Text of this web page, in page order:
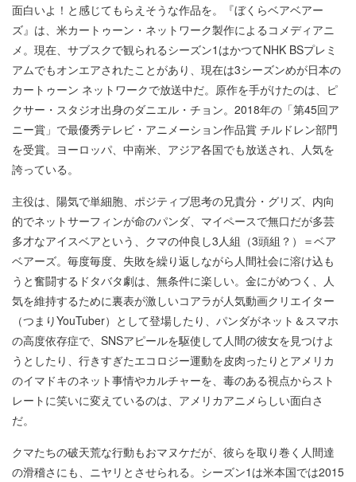
面白いよ！と感じてもらえそうな作品を。『ぼくらベアベアー
ズ』は、米カートゥーン・ネットワーク製作によるコメディアニ
メ。現在、サブスクで観られるシーズン1はかつてNHK BSプレミ
アムでもオンエアされたことがあり、現在は3シーズンめが日本の
カートゥーン ネットワークで放送中だ。原作を手がけたのは、ピ
クサー・スタジオ出身のダニエル・チョン。2018年の「第45回ア
ニー賞」で最優秀テレビ・アニメーション作品賞 チルドレン部門
を受賞。ヨーロッパ、中南米、アジア各国でも放送され、人気を
誇っている。
主役は、陽気で単細胞、ポジティブ思考の兄貴分・グリズ、内向
的でネットサーフィンが命のパンダ、マイペースで無口だが多芸
多才なアイスベアという、クマの仲良し3人組（3頭組？）＝ベア
ベアーズ。毎度毎度、失敗を繰り返しながら人間社会に溶け込も
うと奮闘するドタバタ劇は、無条件に楽しい。金にがめつく、人
気を維持するために裏表が激しいコアラが人気動画クリエイター
（つまりYouTuber）として登場したり、パンダがネット＆スマホ
の高度依存症で、SNSアピールを駆使して人間の彼女を見つけよ
うとしたり、行きすぎたエコロジー運動を皮肉ったりとアメリカ
のイマドキのネット事情やカルチャーを、毒のある視点からスト
レートに笑いに変えているのは、アメリカアニメらしい面白さ
だ。
クマたちの破天荒な行動もおマヌケだが、彼らを取り巻く人間達
の滑稽さにも、ニヤリとさせられる。シーズン1は米本国では2015